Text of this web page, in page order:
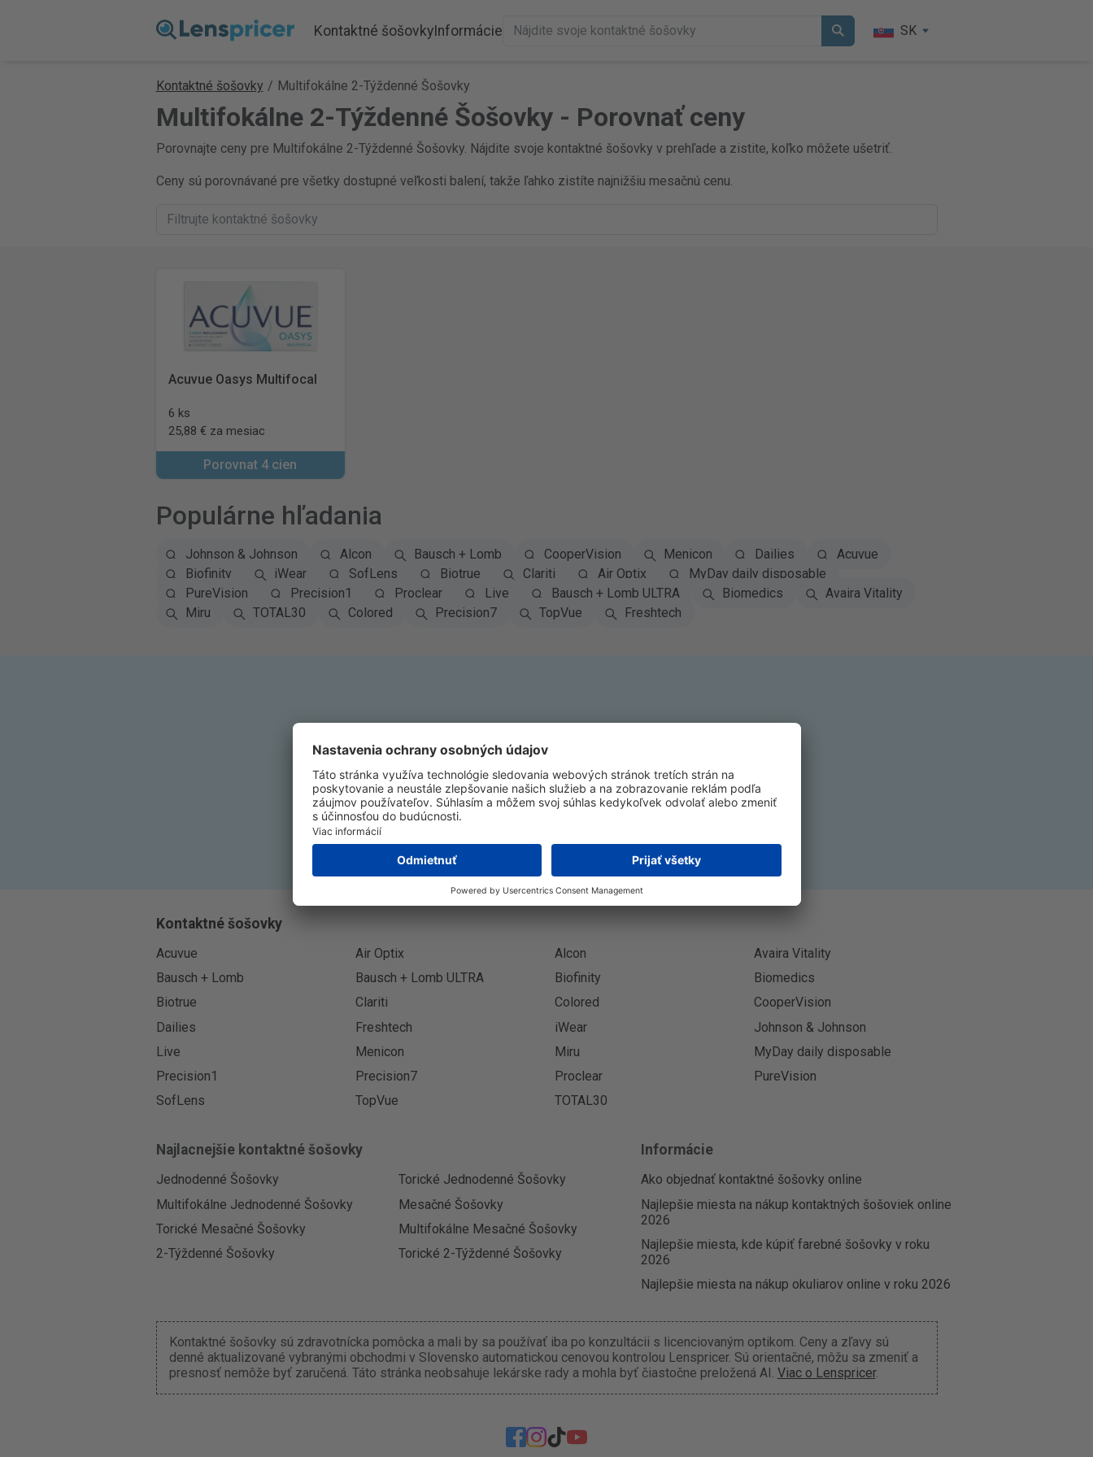
Kontaktné šošovkyInformácie SK
Kontaktné šošovky / Multifokálne 2-Týždenné Šošovky
Multifokálne 2-Týždenné Šošovky - Porovnať ceny
Porovnajte ceny pre Multifokálne 2-Týždenné Šošovky. Nájdite svoje kontaktné šošovky v prehľade a zistite, koľko môžete ušetriť.
Ceny sú porovnávané pre všetky dostupné veľkosti balení, takže ľahko zistíte najnižšiu mesačnú cenu.
Acuvue Oasys Multifocal
6 ks
25,88 € za mesiac
Porovnat 4 cien
Populárne hľadania
Johnson & Johnson Alcon Bausch + Lomb CooperVision Menicon Dailies
Acuvue
Biofinity
iWear SofLens Biotrue Clariti Air Optix
MyDay daily disposable
PureVision
Precision1 Proclear Live Bausch + Lomb ULTRA Biomedics
Avaira Vitality
Miru
TOTAL30 Colored Precision7 TopVue Freshtech
Prihlásenie k odberu noviniek
Prihlásiť sa
Kontaktné šošovky
Acuvue Air Optix Alcon
Avaira Vitality
Bausch + Lomb
Bausch + Lomb ULTRA Biofinity
Biomedics
Biotrue
Clariti Colored
CooperVision
Dailies
Freshtech iWear
Johnson & Johnson
Live
Menicon Miru
MyDay daily disposable
Precision1
Precision7 Proclear
PureVision
SofLens
TopVue TOTAL30
Najlacnejšie kontaktné šošovky
Jednodenné Šošovky
Torické Jednodenné Šošovky
Multifokálne Jednodenné Šošovky
Mesačné Šošovky
Torické Mesačné Šošovky
Multifokálne Mesačné Šošovky
2-Týždenné Šošovky
Torické 2-Týždenné Šošovky
Informácie
Ako objednať kontaktné šošovky online
Najlepšie miesta na nákup kontaktných šošoviek online
2026
Najlepšie miesta, kde kúpiť farebné šošovky v roku
2026
Najlepšie miesta na nákup okuliarov online v roku 2026
Kontaktné šošovky sú zdravotnícka pomôcka a mali by sa používať iba po konzultácii s licenciovaným optikom. Ceny a zľavy sú
denné aktualizované vybranými obchodmi v Slovensko automatickou cenovou kontrolou Lenspricer. Sú orientačné, môžu sa zmeniť a
presnosť nemôže byť zaručená. Táto stránka neobsahuje lekárske rady a mohla byť čiastočne preložená AI. Viac o Lenspricer.